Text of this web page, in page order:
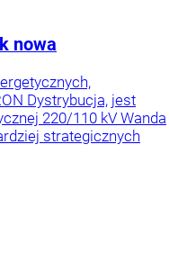
nowa
Dystrybucja, jest
220/110 kV Wanda
strategicznych